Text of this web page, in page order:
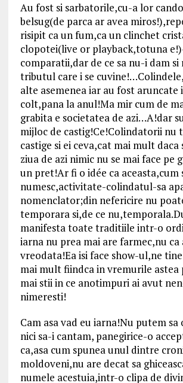
Au fost si sarbatorile,cu-a lor
belsug(de parca ar avea
risipit ca un fum,ca un clinchet
clopotei(live or playback,totuna
comparatii,dar de ce sa nu-i dam
tributul care i se
alte asemenea iar au fost
colt,pana la anul!Ma mir cum de
grabita e societatea de azi…A!dar
mijloc de castig!Ce!Colindatorii nu
castige si ei ceva,cat mai mult daca
ziua de azi nimic nu se mai face pe
un pret!Ar fi o idée ca aceasta,cum
numesc,activitate-colindatul-sa
nomenclator;din nefericire nu
temporara si,de ce
manifesta toate traditiile intr-o
iarna nu prea mai are farmec,nu
vreodata!Ea isi face show-ul,ne
mai mult fiindca in vremurile astea
mai stii in ce anotimpuri ai avut
nimeresti!
Cam asa vad eu iarna!Nu putem
nici sa-i cantam, panegirice-o
ca,asa cum spunea unul dintre
moldoveni,nu are decat sa
numele acestuia,intr-o clipa de